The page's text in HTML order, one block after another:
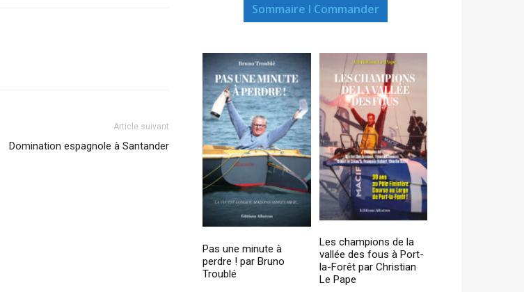
Article suivant
Domination espagnole à Santander
Sommaire I Commander
Pas une minute à
perdre ! par Bruno
Troublé
Les champions de la
vallée des fous à Port-
la-Forêt par Christian
Le Pape